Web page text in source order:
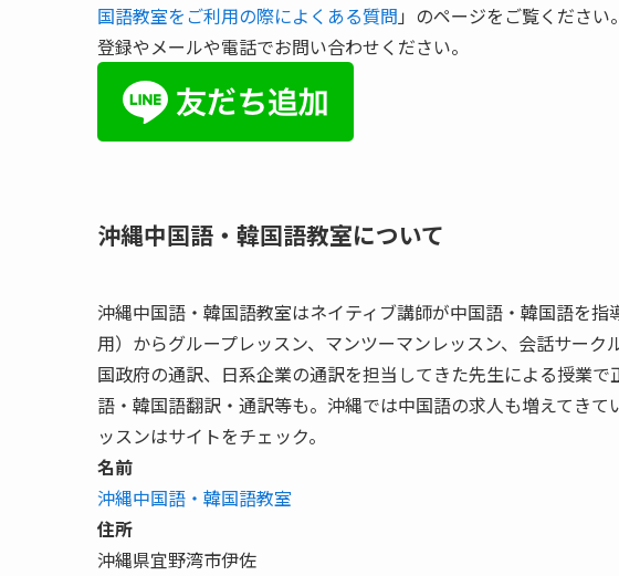
国語教室をご利用の際によくある質問 」のページをご覧くださ
登録やメールや電話でお問い合わせください。
沖縄中国語・韓国語教室について
沖縄中国語・韓国語教室はネイティブ講師が中国語・韓国語を
用）からグループレッスン、マンツーマンレッスン、会話サー
国政府の通訳、日系企業の通訳を担当してきた先生による授業
語・韓国語翻訳・通訳等も。沖縄では中国語の求人も増えてき
ッスンはサイトをチェック。
名前
沖縄中国語・韓国語教室
住所
沖縄県宜野湾市伊佐